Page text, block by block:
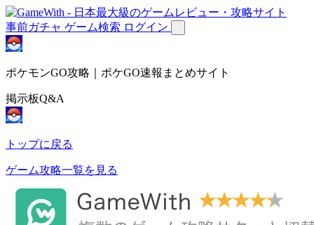
事前ガチャ ゲーム検索 ログイン
ポケモンGO攻略｜ポケGO速報まとめサイト
掲示板Q&A
トップに戻る
ゲーム攻略一覧を見る